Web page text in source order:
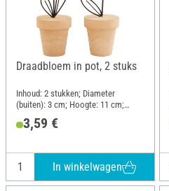
Draadbloem in pot, 2 stuks
Inhoud: 2 stukken; Diameter
(buiten): 3 cm; Hoogte: 11 cm;
Materiaal: Draad, Hout
3,59 €
In winkelwagen